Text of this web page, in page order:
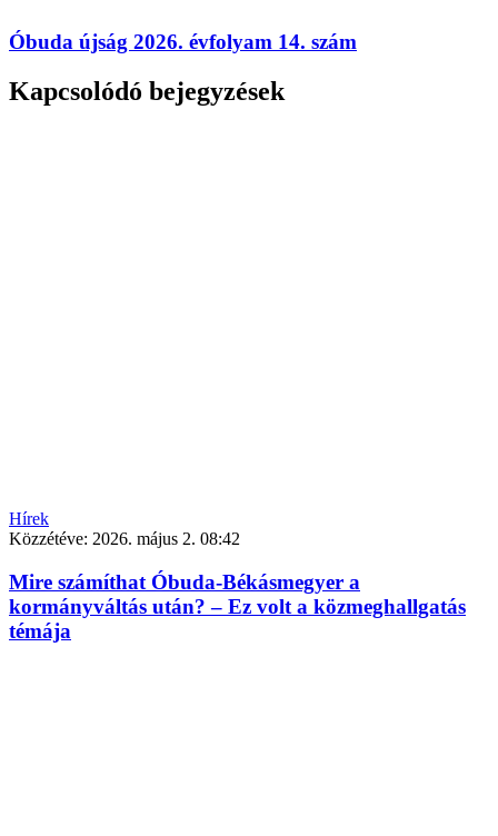
Óbuda újság 2026. évfolyam 14. szám
Kapcsolódó bejegyzések
Hírek
Közzétéve: 2026. május 2. 08:42
Mire számíthat Óbuda-Békásmegyer a
kormányváltás után? – Ez volt a közmeghallgatás
témája